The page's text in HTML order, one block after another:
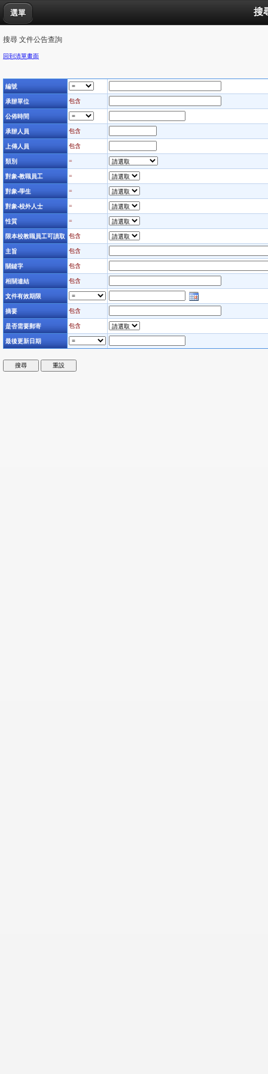
選單 搜
搜尋 文件公告查詢
回到清單畫面
編號
承辦單位 包含
公佈時間
承辦人員 包含
上傳人員 包含
類別 =
對象-教職員工 =
對象-學生 =
對象-校外人士 =
性質 =
限本校教職員工可讀取 包含
主旨 包含
關鍵字 包含
相關連結 包含
文件有效期限
摘要 包含
是否需要郵寄 包含
最後更新日期